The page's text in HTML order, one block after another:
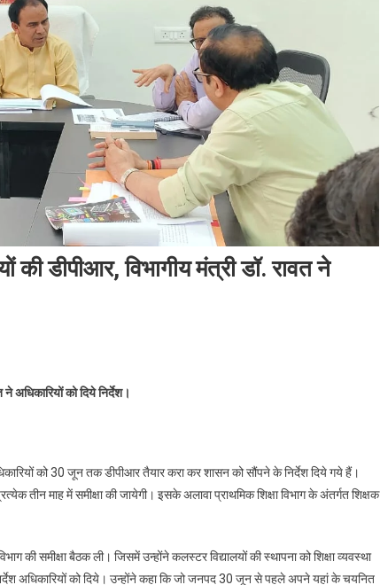
डीपीआर, विभागीय मंत्री डॉ. रावत ने
अधिकारियों को दिये निर्देश।
को 30 जून तक डीपीआर तैयार करा कर शासन को सौंपने के निर्देश दिये गये हैं।
तीन माह में समीक्षा की जायेगी। इसके अलावा प्राथमिक शिक्षा विभाग के अंतर्गत शिक्षक
की समीक्षा बैठक ली। जिसमें उन्होंने कलस्टर विद्यालयों की स्थापना को शिक्षा व्यवस्था
अधिकारियों को दिये। उन्होंने कहा कि जो जनपद 30 जून से पहले अपने यहां के चयनित